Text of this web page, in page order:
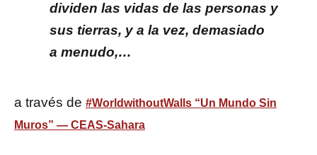
dividen las vidas de las personas y
sus tierras, y a la vez, demasiado
a menudo,…
a través de #WorldwithoutWalls “Un Mundo Sin
Muros” — CEAS-Sahara